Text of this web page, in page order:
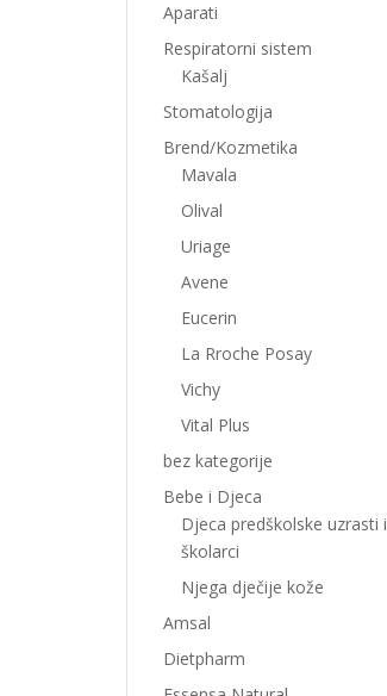
Aparati
Respiratorni sistem
Kašalj
Stomatologija
Brend/Kozmetika
Mavala
Olival
Uriage
Avene
Eucerin
La Rroche Posay
Vichy
Vital Plus
bez kategorije
Bebe i Djeca
Djeca predškolske uzrasti i
školarci
Njega dječije kože
Amsal
Dietpharm